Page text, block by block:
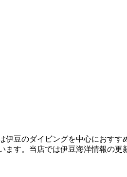
伊豆のダイビングを中心におす
ます。当店では伊豆海洋情報の